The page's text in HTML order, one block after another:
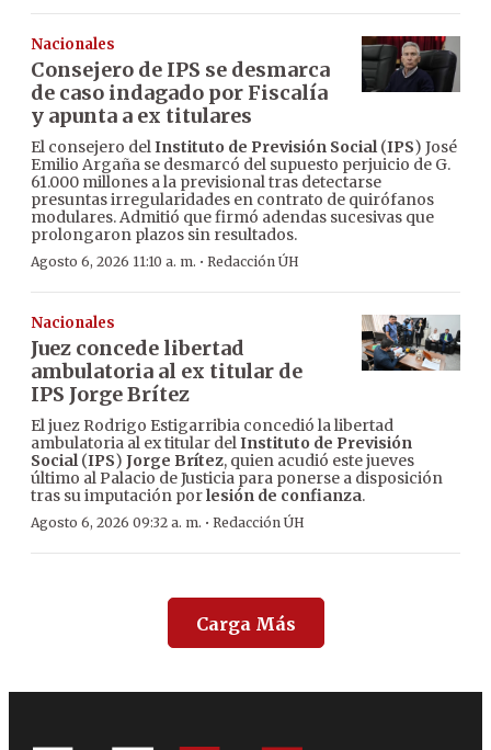
Nacionales
Consejero de IPS se desmarca
de caso indagado por Fiscalía
y apunta a ex titulares
El consejero delInstituto de Previsión Social(IPS) José
Emilio Argaña se desmarcó del supuesto perjuicio de G.
61.000 millones a la previsional tras detectarse
presuntas irregularidades en contrato de quirófanos
modulares. Admitió que firmó adendas sucesivas que
prolongaron plazos sin resultados.
Agosto 6, 2026 11:10 a. m. · Redacción ÚH
Nacionales
Juez concede libertad
ambulatoria al ex titular de
IPS Jorge Brítez
El juez Rodrigo Estigarribia concedió la libertad
ambulatoria al ex titular delInstituto de Previsión
Social(IPS) Jorge Brítez, quien acudió este jueves
último al Palacio de Justicia para ponerse a disposición
tras su imputación porlesión de confianza.
Agosto 6, 2026 09:32 a. m. · Redacción ÚH
Carga Más